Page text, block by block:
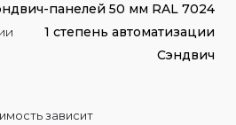
панелей 50 мм RAL 7024
1 степень автоматизации
Сэндвич
зависит